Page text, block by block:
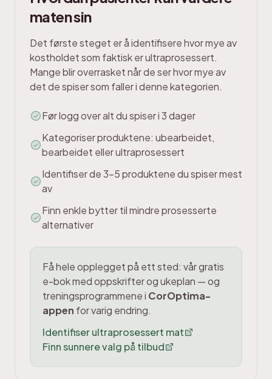
maten sin
Det første steget er å identifisere hvor mye av
kostholdet som faktisk er ultraprosessert.
Mange blir overrasket når de ser hvor mye av
det de spiser som faller i denne kategorien.
Før logg over alt du spiser i 3 dager
Kategoriser produktene: ubearbeidet,
bearbeidet eller ultraprosessert
Identifiser de 3-5 produktene du spiser mest
av
Finn enkle bytter til mindre prosesserte
alternativer
Få hele opplegget på ett sted: vår gratis
e-bok med oppskrifter og ukeplan — og
treningsprogrammene i CorOptima-
appen for varig endring.
Identifiser ultraprosessert mat
Finn sunnere valg på tilbud